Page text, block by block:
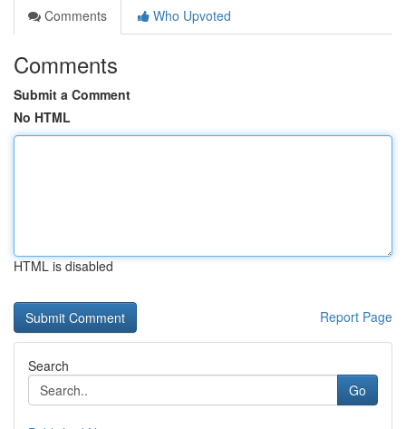
Comments
Who Upvoted
Comments
Submit a Comment
No HTML
HTML is disabled
Report Page
Search
Go